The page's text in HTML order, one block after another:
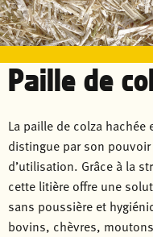
Paille de
La paille de colza
distingue par son
d’utilisation. Grâce à la
cette litière offre une
sans poussière et
bovins, chèvres,